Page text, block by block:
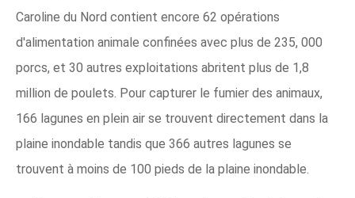
Caroline du Nord contient encore 62 opérations
d'alimentation animale confinées avec plus de 235, 000
porcs, et 30 autres exploitations abritent plus de 1,8
million de poulets. Pour capturer le fumier des animaux,
166 lagunes en plein air se trouvent directement dans la
plaine inondable tandis que 366 autres lagunes se
trouvent à moins de 100 pieds de la plaine inondable.